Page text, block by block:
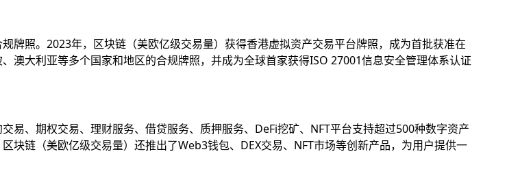
牌照。2023年，区块链（美欧亿级交易量）获得香港虚拟资产交易平台牌照，成为首批获准在
澳大利亚等多个国家和地区的合规牌照，并成为全球首家获得ISO 27001信息安全管理体系认证
易、期权交易、理财服务、借贷服务、质押服务、DeFi挖矿、NFT平台支持超过500种数字资产
块链（美欧亿级交易量）还推出了Web3钱包、DEX交易、NFT市场等创新产品，为用户提供一